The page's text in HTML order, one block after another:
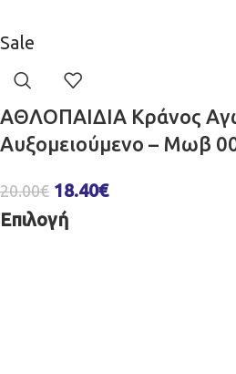
Sale
ΑΘΛΟΠΑΙΔΙΑ Κράνος
Αυξομειούμενο – Μωβ
20.00€ 18.40€
Επιλογή